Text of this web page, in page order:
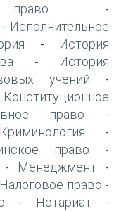
-
- Исполнительное
-
История
-
История
учений -
Конституционное
право -
Криминология -
право -
- Менеджмент -
Налоговое право -
- Нотариат -